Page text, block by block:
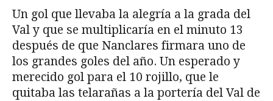
Un gol que llevaba la alegría a la grada del
Val y que se multiplicaría en el minuto 13
después de que Nanclares firmara uno de
los grandes goles del año. Un esperado y
merecido gol para el 10 rojillo, que le
quitaba las telarañas a la portería del Val de